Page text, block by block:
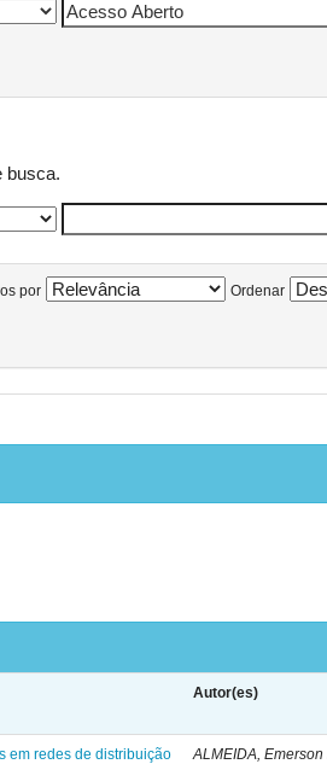
busca.
por Ordenar
Autor(es)
em redes de distribuição ALMEIDA,